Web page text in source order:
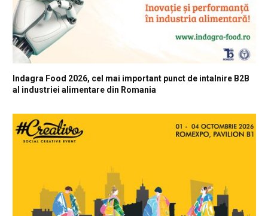
Indagra Food 2026, cel mai important punct de intalnire B2B
al industriei alimentare din Romania